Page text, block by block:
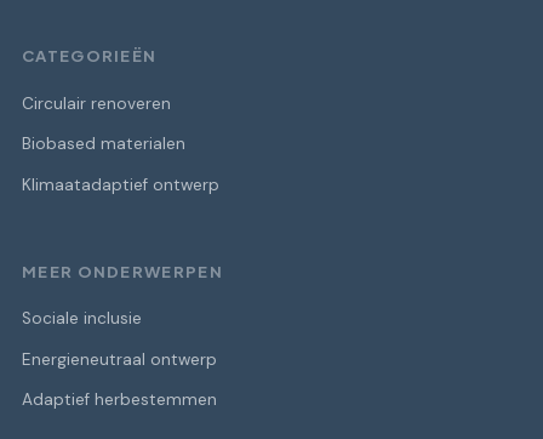
CATEGORIEËN
Circulair renoveren
Biobased materialen
Klimaatadaptief ontwerp
MEER ONDERWERPEN
Sociale inclusie
Energieneutraal ontwerp
Adaptief herbestemmen